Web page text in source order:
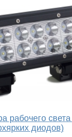
рабочего
диодов)